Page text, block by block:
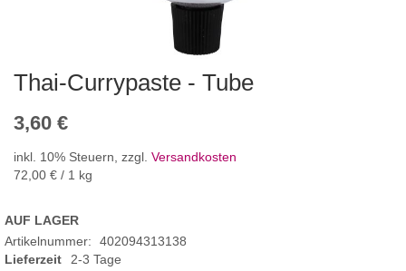
Thai-Currypaste - Tube
3,60 €
inkl. 10% Steuern, zzgl. Versandkosten
72,00 € / 1 kg
AUF LAGER
Artikelnummer
402094313138
Lieferzeit
2-3 Tage